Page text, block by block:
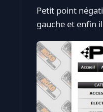
Petit point
gauche et enfin